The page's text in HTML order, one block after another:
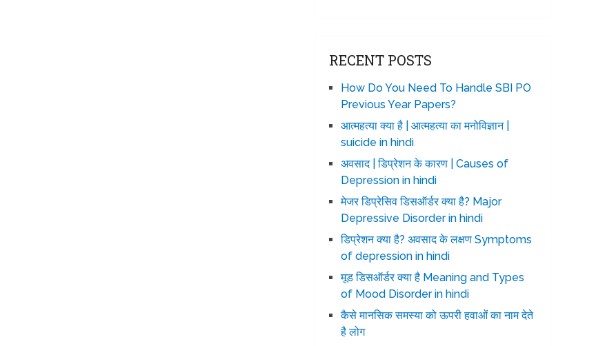
RECENT POSTS
How Do You Need To Handle SBI PO
Previous Year Papers?
आत्महत्या क्या है | आत्महत्या का मनोविज्ञान |
suicide in hindi
अवसाद | डिप्रेशन के कारण | Causes of
Depression in hindi
मेजर डिप्रेसिव डिसऑर्डर क्या है? Major
Depressive Disorder in hindi
डिप्रेशन क्या है? अवसाद के लक्षण Symptoms
of depression in hindi
मूड डिसऑर्डर क्या है Meaning and Types
of Mood Disorder in hindi
कैसे मानसिक समस्या को ऊपरी हवाओं का नाम देते
है लोग